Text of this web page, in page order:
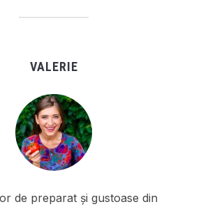
VALERIE
de preparat și gustoase din